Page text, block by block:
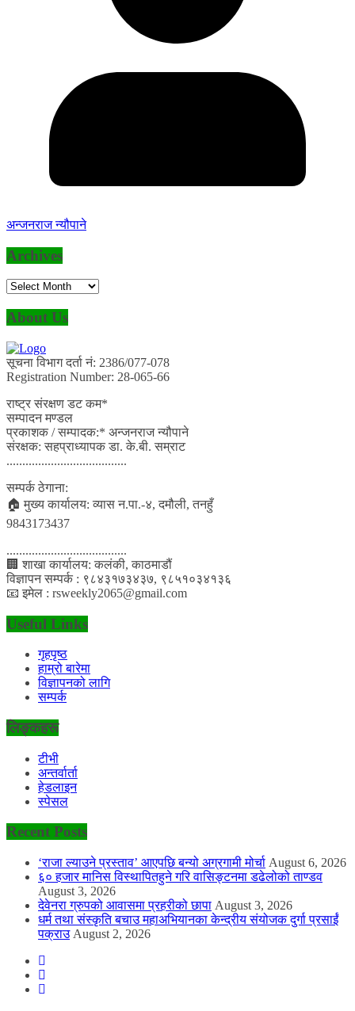
अन्जनराज न्यौपाने
Archives
Archives
About Us
सूचना विभाग दर्ता नं: 2386/077-078
Registration Number: 28-065-66
राष्ट्र संरक्षण डट कम*
सम्पादन मण्डल
प्रकाशक / सम्पादक:* अन्जनराज न्यौपाने
संरक्षक: सहप्राध्यापक डा. के.बी. सम्राट
......................................
सम्पर्क ठेगाना:
🏠 मुख्य कार्यालय: व्यास न.पा.-४, दमौली, तनहुँ
9843173437
......................................
🏢 शाखा कार्यालय: कलंकी, काठमाडौं
विज्ञापन सम्पर्क : ९८४३१७३४३७, ९८५१०३४१३६
📧 इमेल : rsweekly2065@gmail.com
Useful Links
गृहपृष्ठ
हाम्रो बारेमा
विज्ञापनको लागि
सम्पर्क
लिङ्कहरू
टीभी
अन्तर्वार्ता
हेडलाइन
स्पेसल
Recent Posts
‘राजा ल्याउने प्रस्ताव’ आएपछि बन्यो अग्रगामी मोर्चा August 6, 2026
६० हजार मानिस विस्थापितहुने गरि वासिङ्टनमा डढेलोको ताण्डव
August 3, 2026
देवेनरा ग्रुपको आवासमा प्रहरीको छापा August 3, 2026
धर्म तथा संस्कृति बचाउ महाअभियानका केन्द्रीय संयोजक दुर्गा प्रसाईं
पक्राउ August 2, 2026